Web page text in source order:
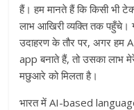
हैं। हम मानते हैं कि किसी भी
लाभ आखिरी व्यक्ति तक पहुँचे।
उदाहरण के तौर पर, अगर
app बनाते हैं, तो उसका लाभ
मछुआरे को मिलता है।
भारत में AI-based language